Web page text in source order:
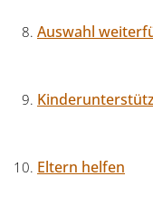
Auswahl
Eltern helfen